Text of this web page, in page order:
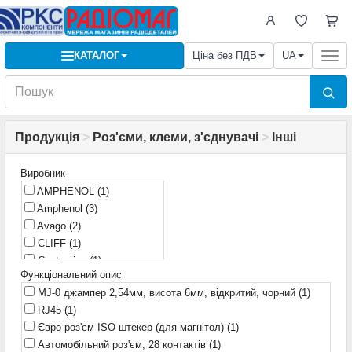
КАТАЛОГ Ціна без ПДВ UA
Продукція > Роз'єми, клеми, з'єднувачі > Інші
Виробник
AMPHENOL (1)
Amphenol (3)
Avago (2)
CLIFF (1)
Centronics(1)
EDAC(2)
Global Tone(3)
HARTING
HIRSCHMANN(1)
HTS(1)
Функціональний опис
MJ-0 джампер 2,54мм, висота 6мм, відкритий, чорний (1)
RJ45 (1)
Євро-роз'єм ISO штекер (для магнітол) (1)
Автомобільний роз'єм, 28 контактів (1)